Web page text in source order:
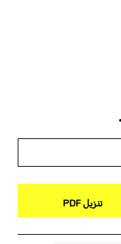
تنزيل PDF